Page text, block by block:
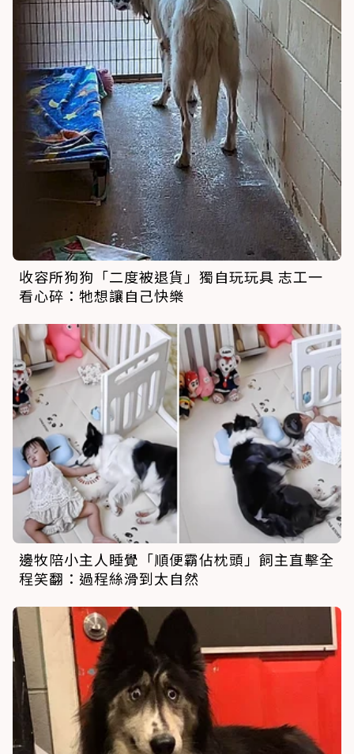
收容所狗狗「二度被退貨」獨自玩玩具 志工一
看心碎：牠想讓自己快樂
邊牧陪小主人睡覺「順便霸佔枕頭」飼主直擊全
程笑翻：過程絲滑到太自然